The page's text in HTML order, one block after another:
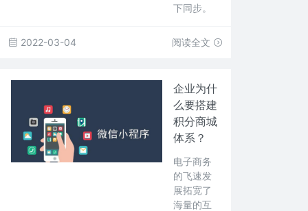
下同步。
2022-03-04 阅读全文
企业为什
么要搭建
积分商城
体系？
电子商务
的飞速发
展拓宽了
海量的互